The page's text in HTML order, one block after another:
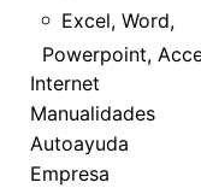
Excel, Word,
Powerpoint,
Internet
Manualidades
Autoayuda
Empresa